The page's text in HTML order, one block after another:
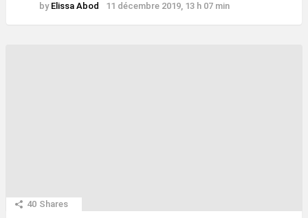
by Elissa Abod 11 décembre 2019, 13 h 07 min
40 Shares